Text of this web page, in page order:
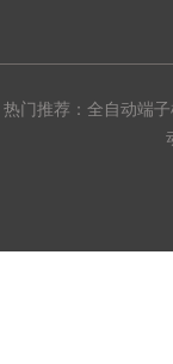
热门推荐： 全自动端